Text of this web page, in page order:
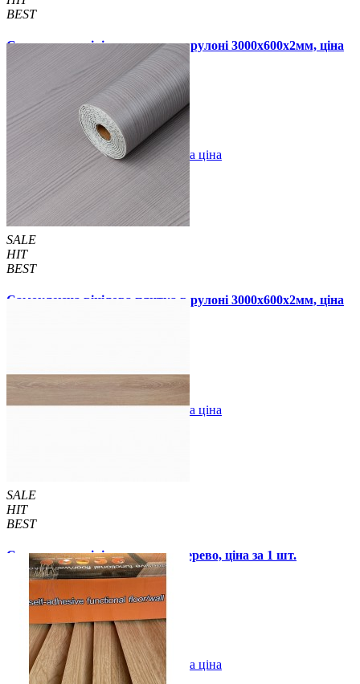
BEST
Самоклеюча вінілова плитка в рулоні 3000х600х2мм, ціна
за 1 шт. (СВП-2040)
790 грн. 1190 грн.
Купити В закладки Оптова ціна
SALE
HIT
BEST
Самоклеюча вінілова плитка в рулоні 3000х600х2мм, ціна
Купити В закладки Оптова ціна
SALE
HIT
BEST
Самоклеюча вінілова плитка дерево, ціна за 1 шт.
(СВП-010)
57 грн. 115 грн.
Купити В закладки Оптова ціна